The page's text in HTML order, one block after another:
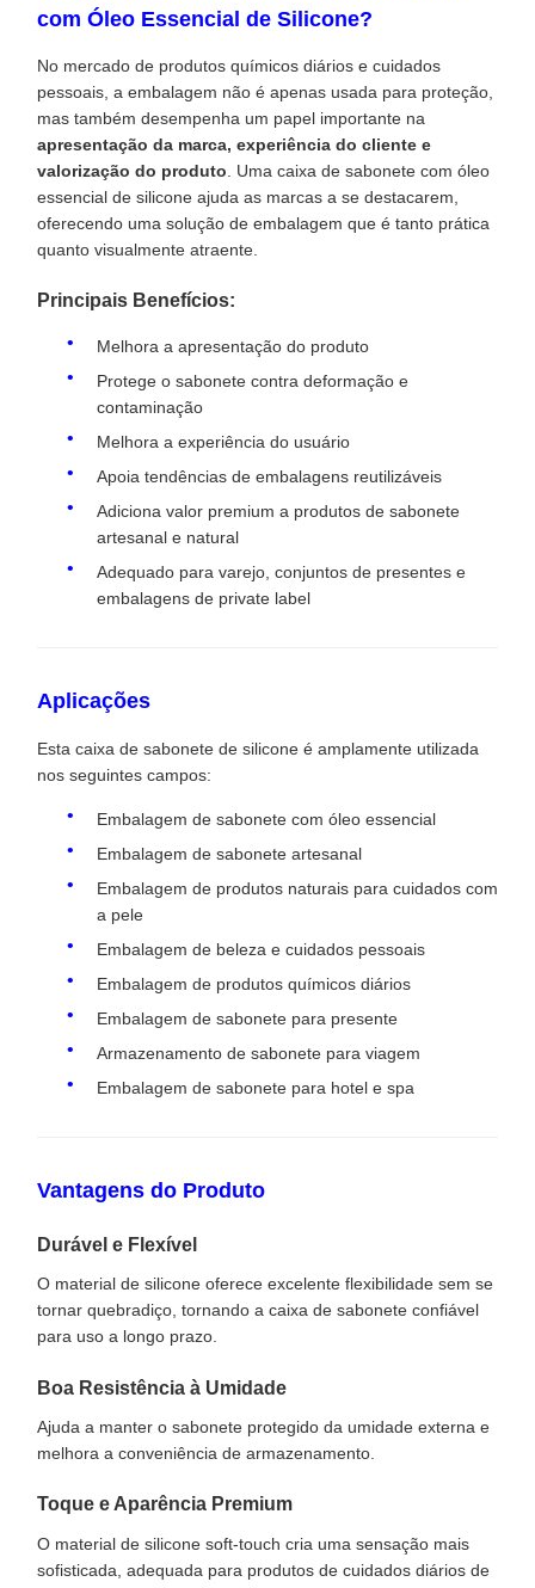
com Óleo Essencial de Silicone?
No mercado de produtos químicos diários e cuidados
pessoais, a embalagem não é apenas usada para proteção,
mas também desempenha um papel importante na
apresentação da marca, experiência do cliente e
valorização do produto . Uma caixa de sabonete com óleo
essencial de silicone ajuda as marcas a se destacarem,
oferecendo uma solução de embalagem que é tanto prática
quanto visualmente atraente.
Principais Benefícios:
Melhora a apresentação do produto
Protege o sabonete contra deformação e
contaminação
Melhora a experiência do usuário
Apoia tendências de embalagens reutilizáveis
Adiciona valor premium a produtos de sabonete
artesanal e natural
Adequado para varejo, conjuntos de presentes e
embalagens de private label
Aplicações
Esta caixa de sabonete de silicone é amplamente utilizada
nos seguintes campos:
Embalagem de sabonete com óleo essencial
Embalagem de sabonete artesanal
Embalagem de produtos naturais para cuidados com
a pele
Embalagem de beleza e cuidados pessoais
Embalagem de produtos químicos diários
Embalagem de sabonete para presente
Armazenamento de sabonete para viagem
Embalagem de sabonete para hotel e spa
Vantagens do Produto
Durável e Flexível
O material de silicone oferece excelente flexibilidade sem se
tornar quebradiço, tornando a caixa de sabonete confiável
para uso a longo prazo.
Boa Resistência à Umidade
Ajuda a manter o sabonete protegido da umidade externa e
melhora a conveniência de armazenamento.
Toque e Aparência Premium
O material de silicone soft-touch cria uma sensação mais
sofisticada, adequada para produtos de cuidados diários de